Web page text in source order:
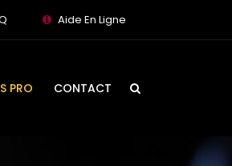
Aide En Ligne
PRO CONTACT